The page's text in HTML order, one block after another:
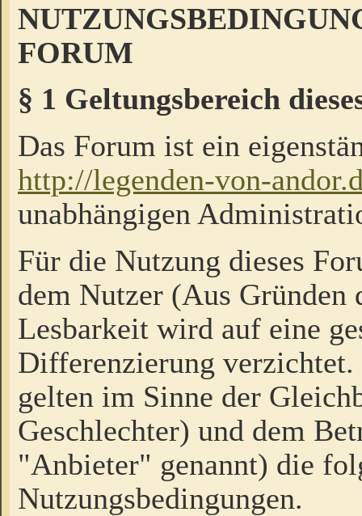
FORUM
§ 1 Geltungsbereich
Das Forum ist ein
http://legenden-von-
unabhängigen
Für die Nutzung dieses
dem Nutzer (Aus Gründen
Lesbarkeit wird auf eine
Differenzierung
gelten im Sinne der
Geschlechter) und dem
"Anbieter" genannt) die
Nutzungsbedingungen.